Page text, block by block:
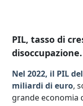
PIL, tasso di
disoccupazione.
Nel 2022, il PIL
miliardi di euro,
grande economia